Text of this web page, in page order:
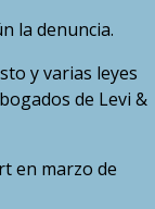
la denuncia.
y varias leyes
de Levi &
en marzo de